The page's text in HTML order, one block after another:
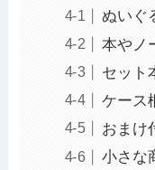
ぬいぐ
本やノ
セット
ケース
おまけ
小さな